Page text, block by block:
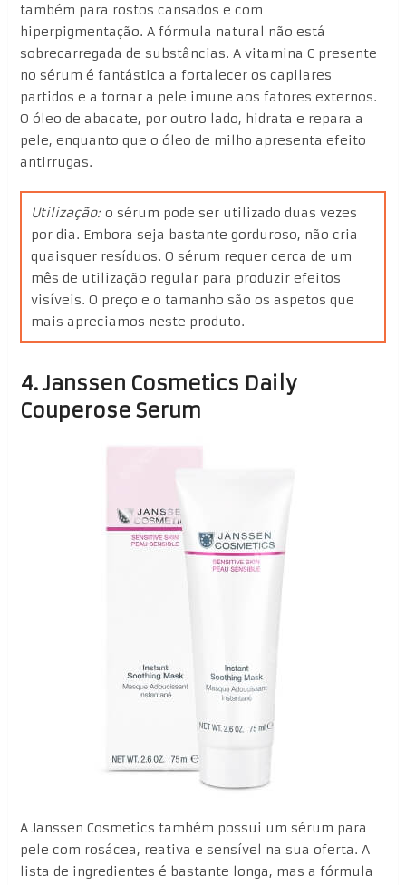
também para rostos cansados e com
hiperpigmentação. A fórmula natural não está
sobrecarregada de substâncias. A vitamina C presente
no sérum é fantástica a fortalecer os capilares
partidos e a tornar a pele imune aos fatores externos.
O óleo de abacate, por outro lado, hidrata e repara a
pele, enquanto que o óleo de milho apresenta efeito
antirrugas.
Utilização: o sérum pode ser utilizado duas vezes
por dia. Embora seja bastante gorduroso, não cria
quaisquer resíduos. O sérum requer cerca de um
mês de utilização regular para produzir efeitos
visíveis. O preço e o tamanho são os aspetos que
mais apreciamos neste produto.
4. Janssen Cosmetics Daily
Couperose Serum
A Janssen Cosmetics também possui um sérum para
pele com rosácea, reativa e sensível na sua oferta. A
lista de ingredientes é bastante longa, mas a fórmula